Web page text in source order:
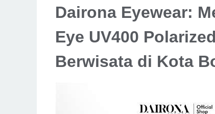
Dairona Eyewear:
Eye UV400
Berwisata di Kota